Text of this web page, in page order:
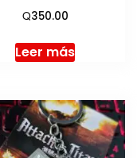
Q350.00
Leer más